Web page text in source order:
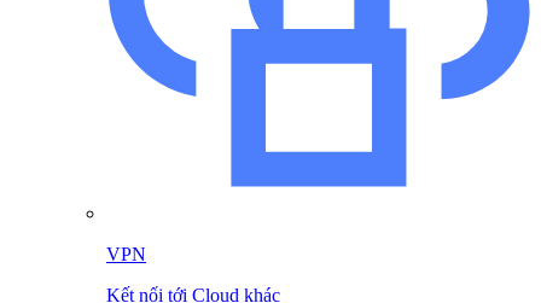
VPN
Kết nối tới Cloud khác